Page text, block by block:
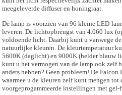
meegeleverde diffuser en honingraat.
De lamp is voorzien van 96 kleine LED-
leveren. De lichtopbrengst van 4.060 lux
voldoende licht. Daarbij kunt u vanwege
natuurlijke kleuren. De kleurtemperatuur
5600K (daglicht) en 9000K (helder blauw
kunt u het vermogen van de lamp ook zelf
anders hebben? Geen probleem! De
waarmee u de kleuren zelf kunt mengen
voorgeprogammeerde instellingen met gel-